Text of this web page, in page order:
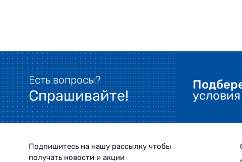
Есть вопросы?
Спрашивайте!
Подпишитесь на нашу рассылку чтобы
получать новости и акции